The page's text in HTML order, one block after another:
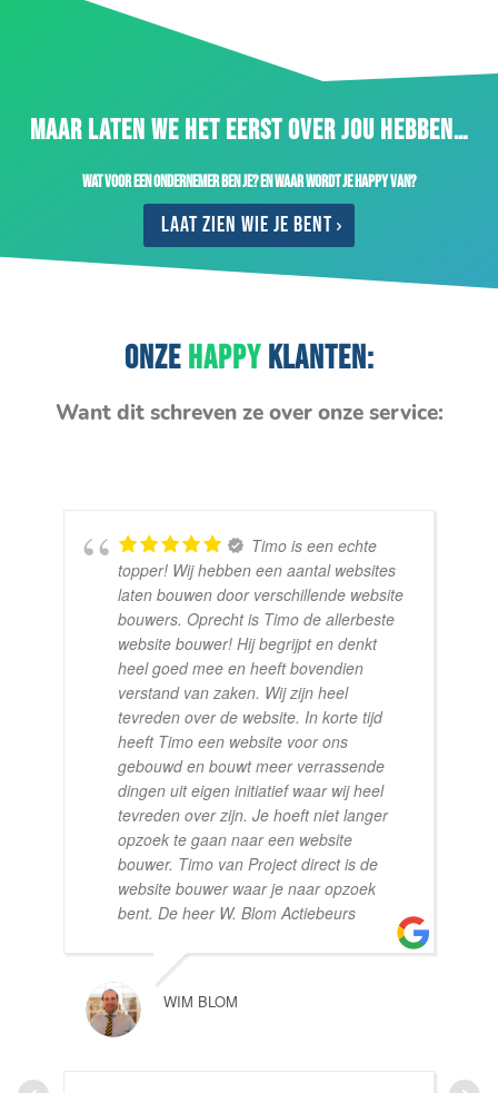
MAAR LATEN WE HET EERST OVER JOU HEBBEN…
Wat voor een ondernemer ben je? En waar wordt je happy van?
Laat zien wie je bent
ONZEHAPPYKLANTEN:
Want dit schreven ze over onze service:
Timo is een echte
topper! Wij hebben een aantal websites
laten bouwen door verschillende website
bouwers. Oprecht is Timo de allerbeste
website bouwer! Hij begrijpt en denkt
heel goed mee en heeft bovendien
verstand van zaken. Wij zijn heel
tevreden over de website. In korte tijd
heeft Timo een website voor ons
gebouwd en bouwt meer verrassende
dingen uit eigen initiatief waar wij heel
tevreden over zijn. Je hoeft niet langer
opzoek te gaan naar een website
bouwer. Timo van Project direct is de
website bouwer waar je naar opzoek
bent. De heer W. Blom Actiebeurs
WIM BLOM